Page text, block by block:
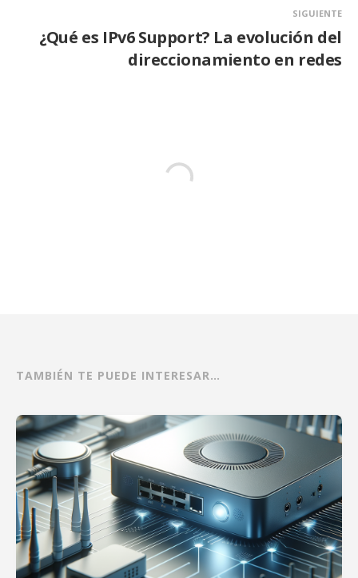
SIGUIENTE
¿Qué es IPv6 Support? La evolución del
direccionamiento en redes
TAMBIÉN TE PUEDE INTERESAR…